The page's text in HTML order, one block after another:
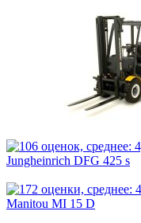
Jungheinrich DFG 425 s
Manitou MI 15 D